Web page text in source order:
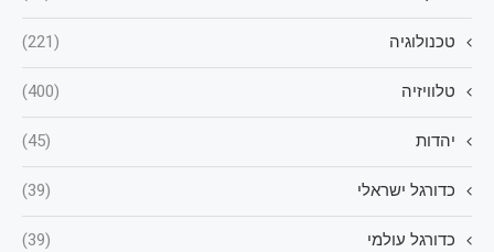
טכנולוגיה (221)
טלוויזיה (400)
יהדות (45)
כדורגל ישראלי (39)
כדורגל עולמי (39)